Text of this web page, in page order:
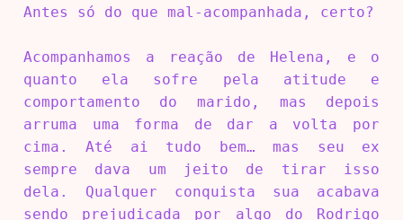
Antes só do que mal-acompanhada, certo?
Acompanhamos a reação de Helena, e o
quanto ela sofre pela atitude e
comportamento do marido, mas depois
arruma uma forma de dar a volta por
cima. Até ai tudo bem… mas seu ex
sempre dava um jeito de tirar isso
dela. Qualquer conquista sua acabava
sendo prejudicada por algo do Rodrigo